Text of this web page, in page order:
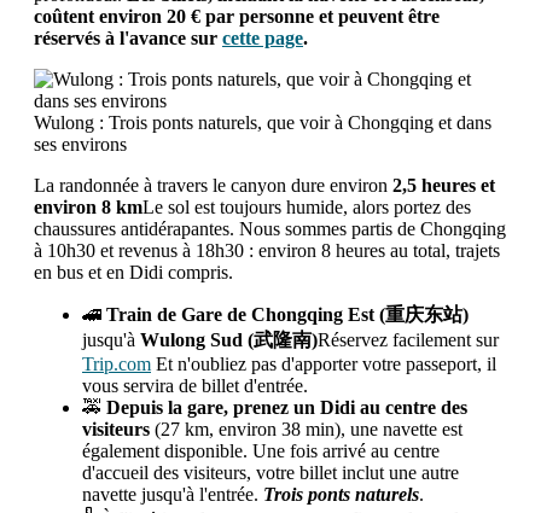
coûtent environ 20 € par personne et peuvent être
réservés à l'avance sur cette page.
Wulong : Trois ponts naturels, que voir à Chongqing et dans
ses environs
La randonnée à travers le canyon dure environ 2,5 heures et
environ 8 kmLe sol est toujours humide, alors portez des
chaussures antidérapantes. Nous sommes partis de Chongqing
à 10h30 et revenus à 18h30 : environ 8 heures au total, trajets
en bus et en Didi compris.
🚄 Train de Gare de Chongqing Est (重庆东站)
jusqu'à Wulong Sud (武隆南)Réservez facilement sur
Trip.com Et n'oubliez pas d'apporter votre passeport, il
vous servira de billet d'entrée.
🚕 Depuis la gare, prenez un Didi au centre des
visiteurs (27 km, environ 38 min), une navette est
également disponible. Une fois arrivé au centre
d'accueil des visiteurs, votre billet inclut une autre
navette jusqu'à l'entrée. Trois ponts naturels.